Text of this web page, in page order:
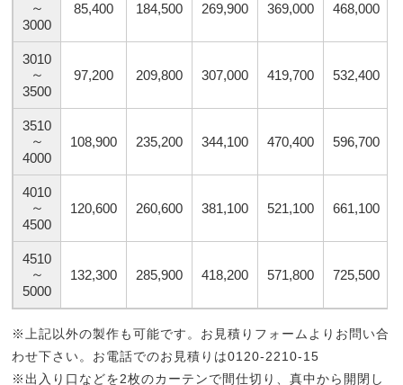
～
3000
85,400 184,500 269,900 369,000 468,000
3010
～
3500
97,200 209,800 307,000 419,700 532,400
3510
～
4000
108,900 235,200 344,100 470,400 596,700
4010
～
4500
120,600 260,600 381,100 521,100 661,100
4510
～
5000
132,300 285,900 418,200 571,800 725,500
※上記以外の製作も可能です。お見積りフォームよりお問い合
わせ下さい。お電話でのお見積りは0120-2210-15
※出入り口などを2枚のカーテンで間仕切り、真中から開閉し